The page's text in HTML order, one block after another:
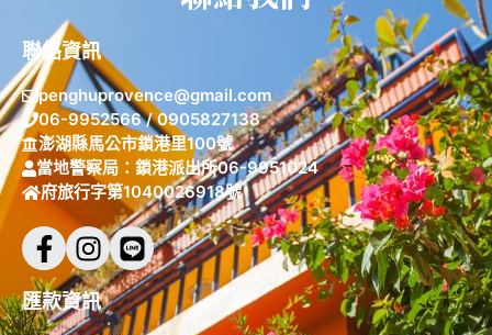
聯絡資訊
penghuprovence@gmail.com
06-9952566 / 0905827138
澎湖縣馬公市鎖港里100號
當地警察局：鎖港派出所06-9951024
府旅行字第1040026918號
匯款資訊